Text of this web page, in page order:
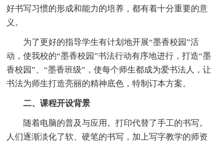
好书写习惯的形成和能力的培养，都有着十分重要的意
义。
为了更好的指导学生有计划地开展“墨香校园”活
动，使我校的“墨香校园”书法行动有序地进行，打造“墨
香校园”、“墨香班级”，使每个师生都成为爱书法人，让
书法为师生打造亮丽的精神底色，特制订本方案。
二、课程开设背景
随着电脑的普及与应用。打印代替了手工的书写。
人们逐渐淡化了软、硬笔的书写，加上写字教学的师资